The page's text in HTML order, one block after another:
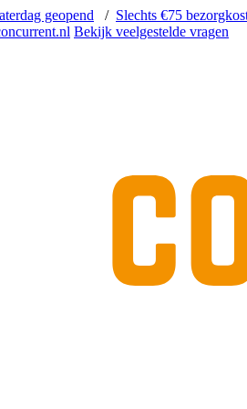
geopend / Slechts €75
Bekijk veelgestelde vragen